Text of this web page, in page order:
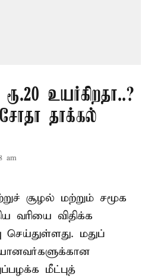
ரூ.20 உயர்கிறதா..?
தாக்கல்
am
சூழல் மற்றும் சமூக
வரியை விதிக்க
செய்துள்ளது. மதுப்
மீட்புத்